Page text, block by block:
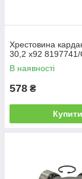
Хрестовина
30,2 х92
В наявності
578 ₴
Купити